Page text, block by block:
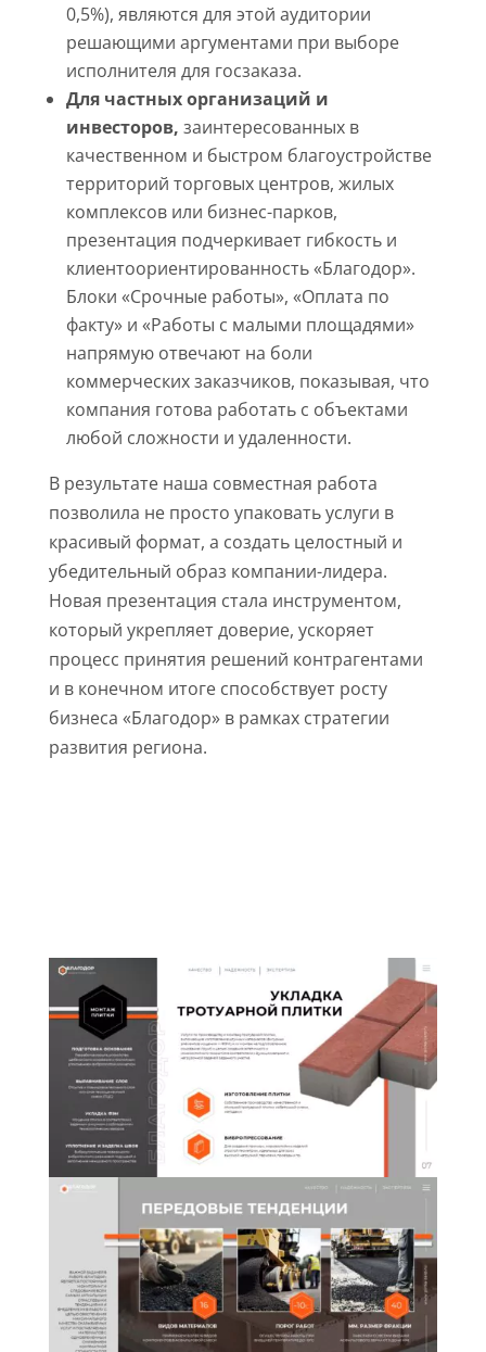
0,5%), являются для этой аудитории
решающими аргументами при выборе
исполнителя для госзаказа.
Для частных организаций и
инвесторов, заинтересованных в
качественном и быстром благоустройстве
территорий торговых центров, жилых
комплексов или бизнес-парков,
презентация подчеркивает гибкость и
клиентоориентированность «Благодор».
Блоки «Срочные работы», «Оплата по
факту» и «Работы с малыми площадями»
напрямую отвечают на боли
коммерческих заказчиков, показывая, что
компания готова работать с объектами
любой сложности и удаленности.
В результате наша совместная работа
позволила не просто упаковать услуги в
красивый формат, а создать целостный и
убедительный образ компании-лидера.
Новая презентация стала инструментом,
который укрепляет доверие, ускоряет
процесс принятия решений контрагентами
и в конечном итоге способствует росту
бизнеса «Благодор» в рамках стратегии
развития региона.